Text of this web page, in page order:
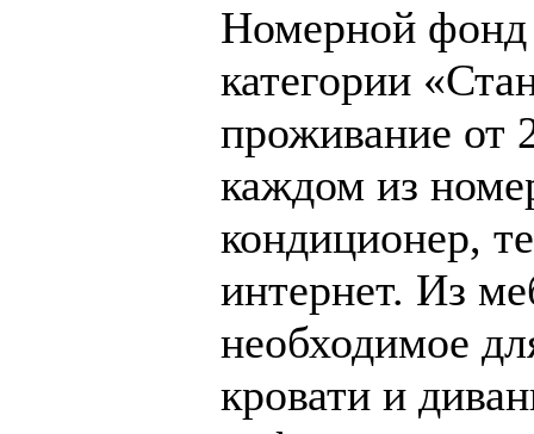
Номерной фонд
категории
проживание от
каждом из
кондиционер,
интернет. Из
необходимое
кровати и